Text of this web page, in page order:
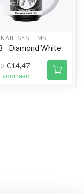
SYSTEMS
- Diamond White
€14,47
voorraad